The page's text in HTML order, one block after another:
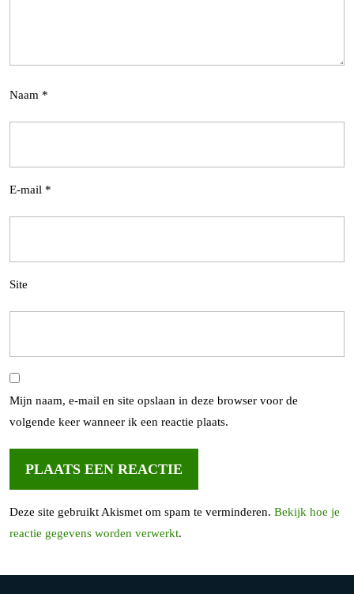
Naam *
E-mail *
Site
Mijn naam, e-mail en site opslaan in deze browser voor de
volgende keer wanneer ik een reactie plaats.
Deze site gebruikt Akismet om spam te verminderen. Bekijk hoe je
reactie gegevens worden verwerkt.